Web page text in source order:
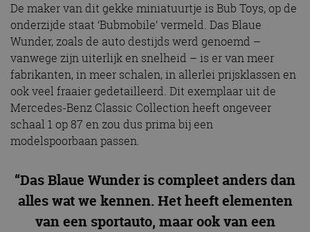
De maker van dit gekke miniatuurtje is Bub Toys, op de
onderzijde staat ‘Bubmobile’ vermeld. Das Blaue
Wunder, zoals de auto destijds werd genoemd –
vanwege zijn uiterlijk en snelheid – is er van meer
fabrikanten, in meer schalen, in allerlei prijsklassen en
ook veel fraaier gedetailleerd. Dit exemplaar uit de
Mercedes-Benz Classic Collection heeft ongeveer
schaal 1 op 87 en zou dus prima bij een
modelspoorbaan passen.
“Das Blaue Wunder is compleet anders dan
alles wat we kennen. Het heeft elementen
van een sportauto, maar ook van een